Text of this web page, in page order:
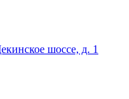
шоссе, д. 1